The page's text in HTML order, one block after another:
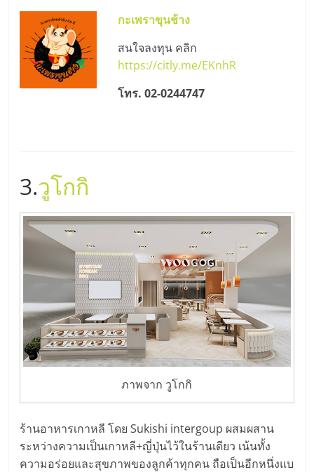
ประเทศไทย,
ThaiSMEsCenter,
รวม
ธุรกิจ
แฟ
ไชส์,
แฟ
ไชส์,
รวม
แฟ
แฟ
รน
กะเพราขุนช้าง
สนใจลงทุน คลิก
https://citly.me/EKnhR
โทร. 02-0244747
3.วูโกกิ
ภาพจาก วูโกกิ
ร้านอาหารเกาหลี โดย Sukishi intergoup ผสมผสาน
ระหว่างความเป็นเกาหลี+ญี่ปุ่นไว้ในร้านเดียว เน้นทั้ง
ความอร่อยและสุขภาพของลูกค้าทุกคน ถือเป็นอีกหนึ่งแบ